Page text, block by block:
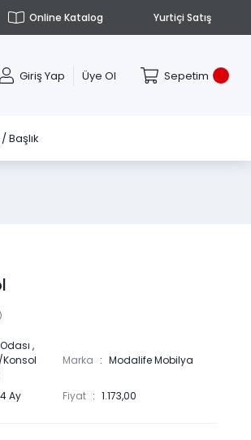
Online Katalog Yurtiçi Satış
Giriş Yap Üye Ol Sepetim
Başlık
,
Marka Modalife Mobilya
Ay Fiyat 1.173,00